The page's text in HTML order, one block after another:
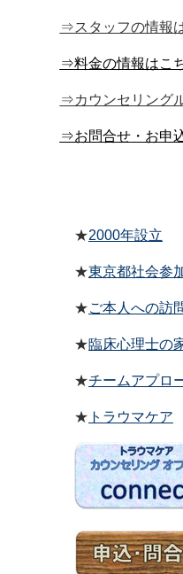
⇒スタッフの情報
⇒料金の情報はこ
⇒カウンセリング
⇒お問合せ・お申
★2000年設立
★東京都社会参
★ご本人への訪
★臨床心理士の
★チームアプロ
★ トラウマケア